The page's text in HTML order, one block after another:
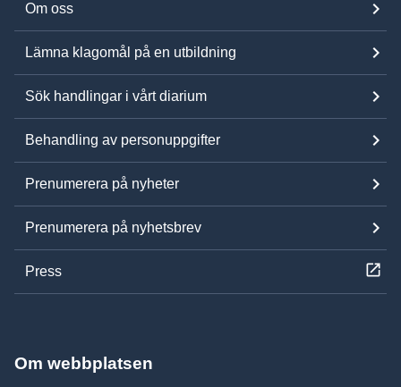
Om oss
Lämna klagomål på en utbildning
Sök handlingar i vårt diarium
Behandling av personuppgifter
Prenumerera på nyheter
Prenumerera på nyhetsbrev
Press
Om webbplatsen